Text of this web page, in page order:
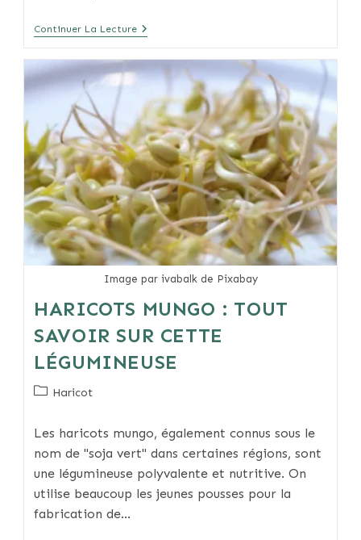
Continuer La LectureHaricots
Noirs
Culture,
Propriétés
Bienfaits
Image par ivabalk de Pixabay
HARICOTS MUNGO : TOUT
SAVOIR SUR CETTE
LÉGUMINEUSE
PostHaricot
Les haricots mungo, également connus sous le
nom de "soja vert" dans certaines régions, sont
une légumineuse polyvalente et nutritive. On
utilise beaucoup les jeunes pousses pour la
fabrication de…